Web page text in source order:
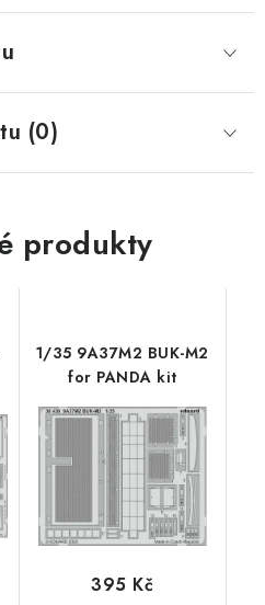
(0)
produkty
1/35 9A37M2 BUK-M2
for PANDA kit
395 Kč